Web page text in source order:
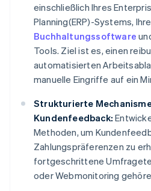
einschließlich Ihres
Planning(ERP)-Systems,
Buchhaltungssoftware
Tools. Ziel ist es, einen
automatisierten
manuelle Eingriffe auf ein
Strukturierte
Kundenfeedback:
Methoden, um
Zahlungspräferenzen zu
fortgeschrittene
oder Webmonitoring